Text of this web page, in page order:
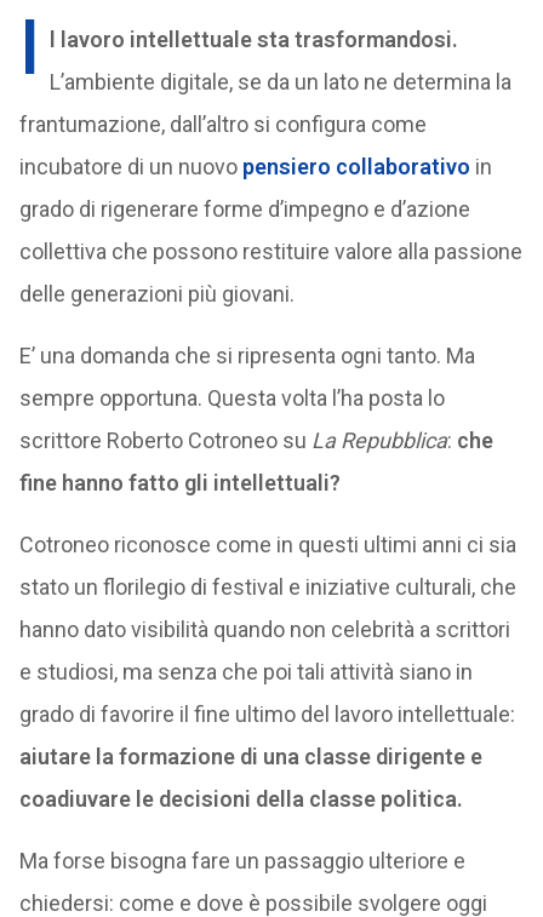
I
l lavoro intellettuale sta trasformandosi.
L’ambiente digitale, se da un lato ne determina la
frantumazione, dall’altro si configura come
incubatore di un nuovo pensiero collaborativo in
grado di rigenerare forme d’impegno e d’azione
collettiva che possono restituire valore alla passione
delle generazioni più giovani.
E’ una domanda che si ripresenta ogni tanto. Ma
sempre opportuna. Questa volta l’ha posta lo
scrittore Roberto Cotroneo su La Repubblica: che
fine hanno fatto gli intellettuali?
Cotroneo riconosce come in questi ultimi anni ci sia
stato un florilegio di festival e iniziative culturali, che
hanno dato visibilità quando non celebrità a scrittori
e studiosi, ma senza che poi tali attività siano in
grado di favorire il fine ultimo del lavoro intellettuale:
aiutare la formazione di una classe dirigente e
coadiuvare le decisioni della classe politica.
Ma forse bisogna fare un passaggio ulteriore e
chiedersi: come e dove è possibile svolgere oggi